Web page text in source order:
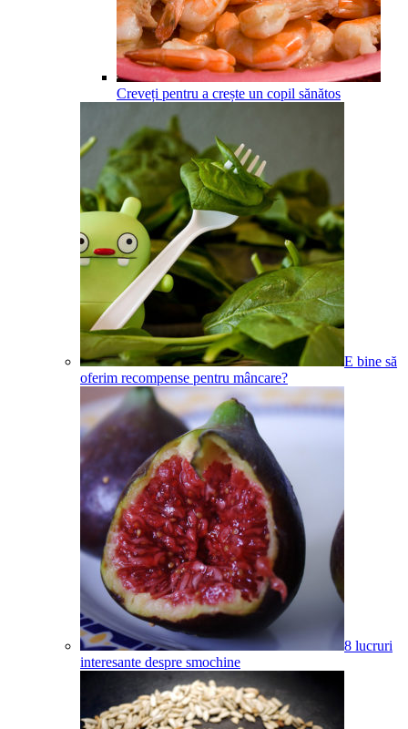
Creveți pentru a crește un copil sănătos
E bine să
oferim recompense pentru mâncare?
8 lucruri
interesante despre smochine